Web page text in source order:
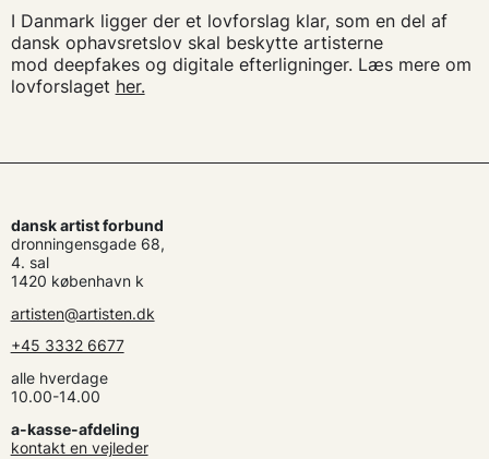
I Danmark ligger der et lovforslag klar, som en del af
dansk ophavsretslov skal beskytte artisterne
mod deepfakes og digitale efterligninger. Læs mere om
lovforslaget her.
dansk artist forbund
dronningensgade 68,
4. sal
1420 københavn k
artisten@artisten.dk
+45 3332 6677
alle hverdage
10.00-14.00
a-kasse-afdeling
kontakt en vejleder